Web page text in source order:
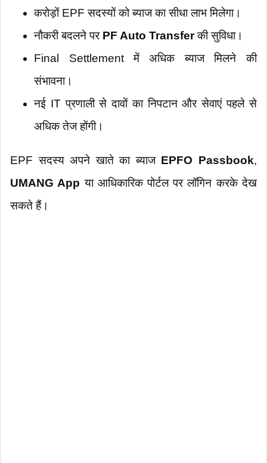
करोड़ों EPF सदस्यों को ब्याज का सीधा लाभ मिलेगा।
नौकरी बदलने पर PF Auto Transferकी सुविधा।
Final Settlement में अधिक ब्याज मिलने की
संभावना।
नई IT प्रणाली से दावों का निपटान और सेवाएं पहले से
अधिक तेज होंगी।
EPF सदस्य अपने खाते का ब्याज EPFO Passbook,
UMANG App या आधिकारिक पोर्टल पर लॉगिन करके देख
सकते हैं।